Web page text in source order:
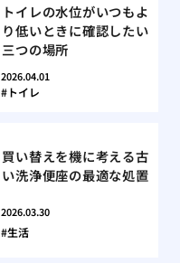
トイレの水位がいつもよ
り低いときに確認したい
三つの場所
2026.04.01
トイレ
買い替えを機に考える古
い洗浄便座の最適な処置
2026.03.30
生活